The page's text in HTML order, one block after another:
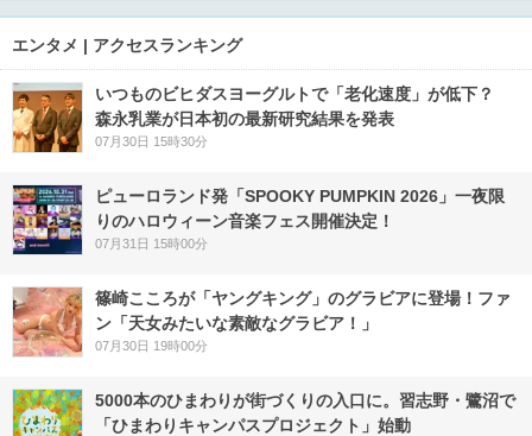
エンタメ | アクセスランキング
いつものビヒダスヨーグルトで「老化速度」が低下？
森永乳業が日本初の最新研究結果を発表
07月30日 15時30分
ピューロランド発「SPOOKY PUMPKIN 2026」一夜限
りのハロウィーン音楽フェス開催決定！
07月31日 15時00分
篠崎こころが「ヤングキング」のグラビアに登場！ファ
ン「天女みたいな素敵なグラビア！」
07月30日 19時00分
5000本のひまわりが街づくりの入口に。習志野・鷺沼で
「ひまわりキャンパスプロジェクト」始動